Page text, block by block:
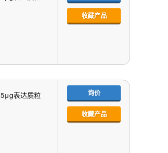
收藏产品
5μg表达质粒 询价
收藏产品